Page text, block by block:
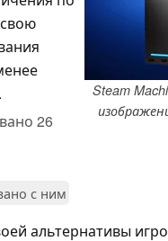
Steam
26
с ним
альтернативы